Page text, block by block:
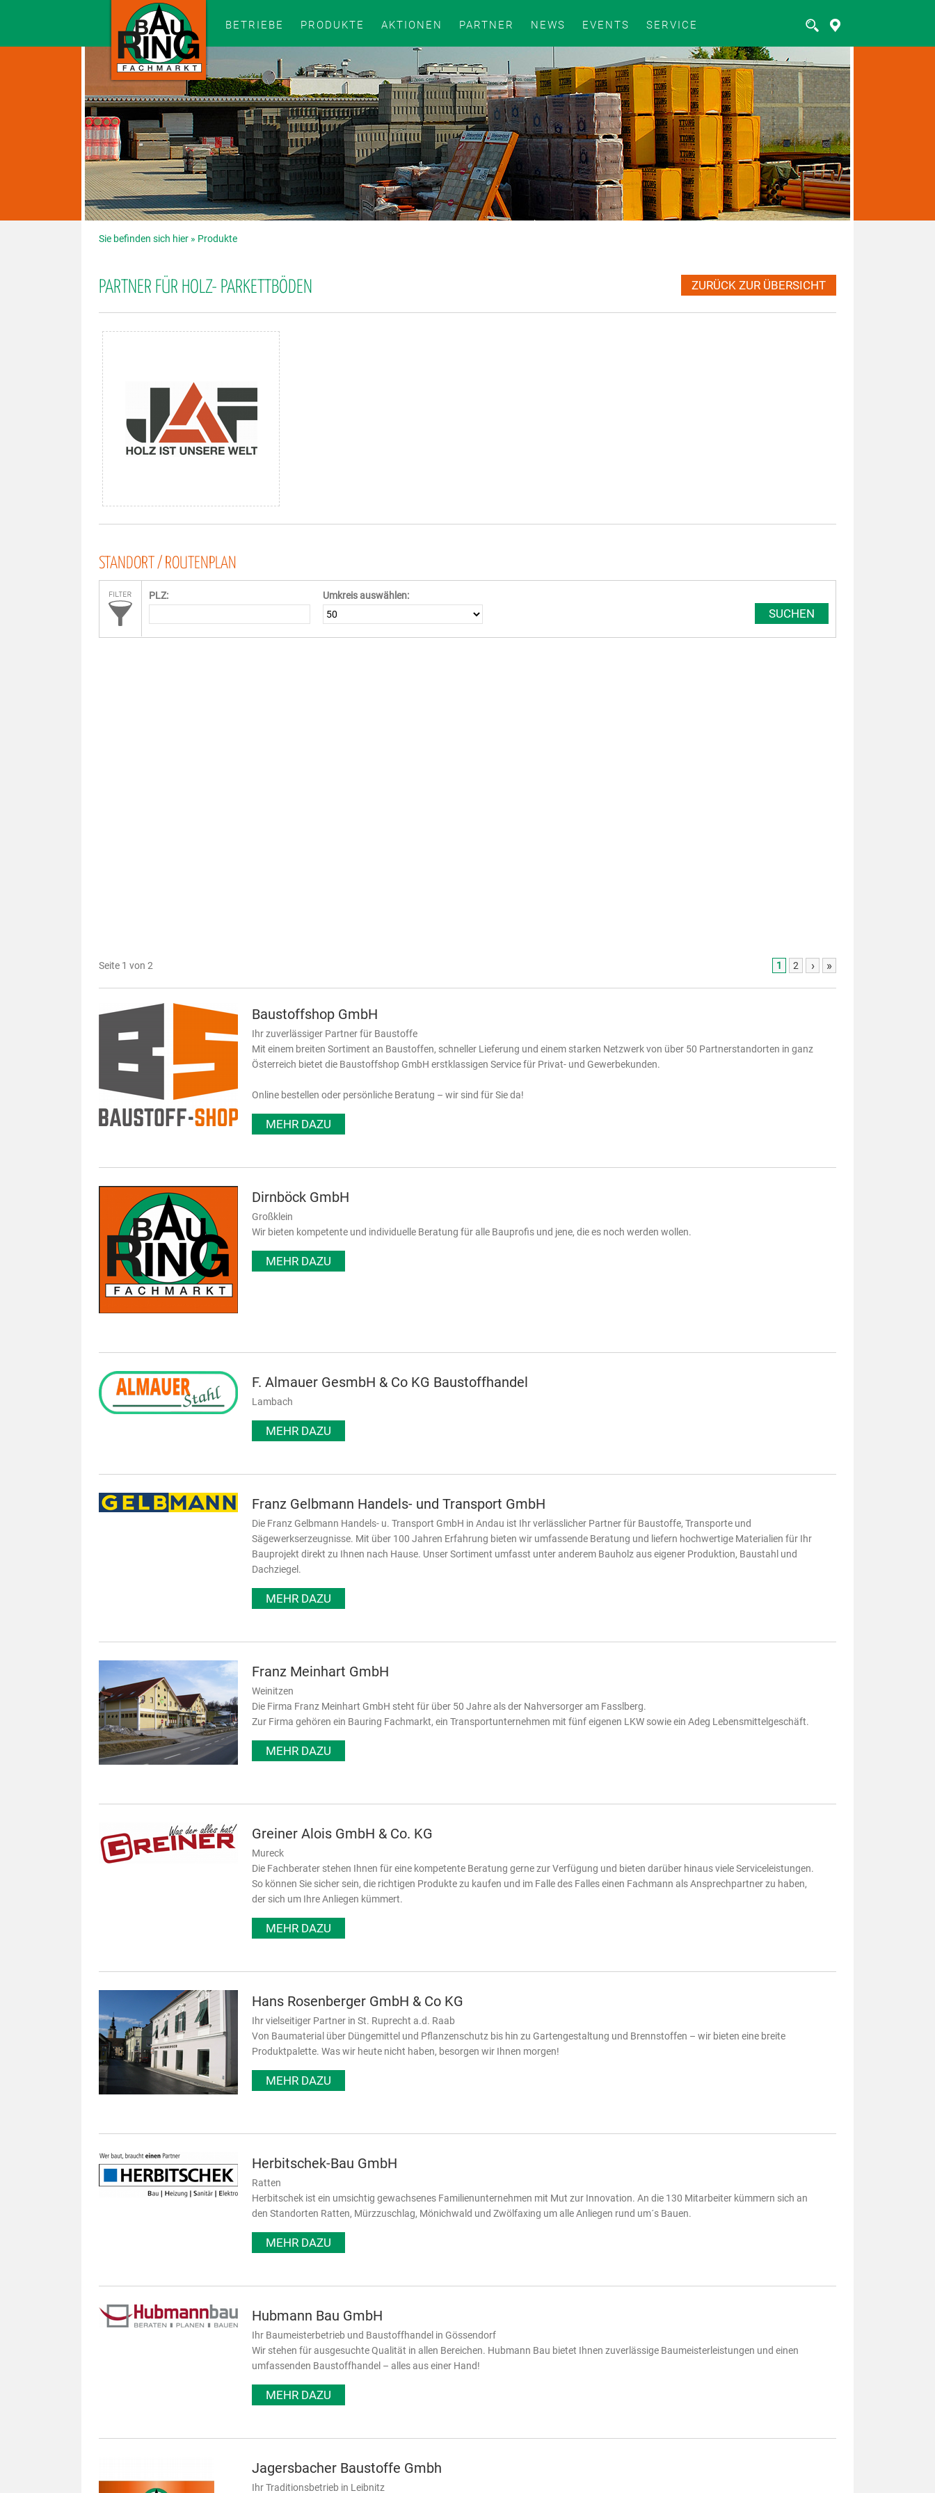
BETRIEBE PRODUKTE AKTIONEN PARTNER NEWS EVENTS SERVICE
Sie befinden sich hier » Produkte
ZURÜCK ZUR ÜBERSICHT
PARTNER FÜR HOLZ- PARKETTBÖDEN
STANDORT / ROUTENPLAN
PLZ: Umkreis auswählen:
Seite 1 von 2 1 2 › »
Baustoffshop GmbH
Ihr zuverlässiger Partner für Baustoffe
Mit einem breiten Sortiment an Baustoffen, schneller Lieferung und einem starken Netzwerk von über 50 Partnerstandorten in ganz
Österreich bietet die Baustoffshop GmbH erstklassigen Service für Privat- und Gewerbekunden.
Online bestellen oder persönliche Beratung – wir sind für Sie da!
MEHR DAZU
Dirnböck GmbH
Großklein
Wir bieten kompetente und individuelle Beratung für alle Bauprofis und jene, die es noch werden wollen.
MEHR DAZU
F. Almauer GesmbH & Co KG Baustoffhandel
Lambach
MEHR DAZU
Franz Gelbmann Handels- und Transport GmbH
Die Franz Gelbmann Handels- u. Transport GmbH in Andau ist Ihr verlässlicher Partner für Baustoffe, Transporte und
Sägewerkserzeugnisse. Mit über 100 Jahren Erfahrung bieten wir umfassende Beratung und liefern hochwertige Materialien für Ihr
Bauprojekt direkt zu Ihnen nach Hause. Unser Sortiment umfasst unter anderem Bauholz aus eigener Produktion, Baustahl und
Dachziegel.
MEHR DAZU
Franz Meinhart GmbH
Weinitzen
Die Firma Franz Meinhart GmbH steht für über 50 Jahre als der Nahversorger am Fasslberg.
Zur Firma gehören ein Bauring Fachmarkt, ein Transportunternehmen mit fünf eigenen LKW sowie ein Adeg Lebensmittelgeschäft.
MEHR DAZU
Greiner Alois GmbH & Co. KG
Mureck
Die Fachberater stehen Ihnen für eine kompetente Beratung gerne zur Verfügung und bieten darüber hinaus viele Serviceleistungen.
So können Sie sicher sein, die richtigen Produkte zu kaufen und im Falle des Falles einen Fachmann als Ansprechpartner zu haben,
der sich um Ihre Anliegen kümmert.
MEHR DAZU
Hans Rosenberger GmbH & Co KG
Ihr vielseitiger Partner in St. Ruprecht a.d. Raab
Von Baumaterial über Düngemittel und Pflanzenschutz bis hin zu Gartengestaltung und Brennstoffen – wir bieten eine breite
Produktpalette. Was wir heute nicht haben, besorgen wir Ihnen morgen!
MEHR DAZU
Herbitschek-Bau GmbH
Ratten
Herbitschek ist ein umsichtig gewachsenes Familienunternehmen mit Mut zur Innovation. An die 130 Mitarbeiter kümmern sich an
den Standorten Ratten, Mürzzuschlag, Mönichwald und Zwölfaxing um alle Anliegen rund um´s Bauen.
MEHR DAZU
Hubmann Bau GmbH
Ihr Baumeisterbetrieb und Baustoffhandel in Gössendorf
Wir stehen für ausgesuchte Qualität in allen Bereichen. Hubmann Bau bietet Ihnen zuverlässige Baumeisterleistungen und einen
umfassenden Baustoffhandel – alles aus einer Hand!
MEHR DAZU
Jagersbacher Baustoffe Gmbh
Ihr Traditionsbetrieb in Leibnitz